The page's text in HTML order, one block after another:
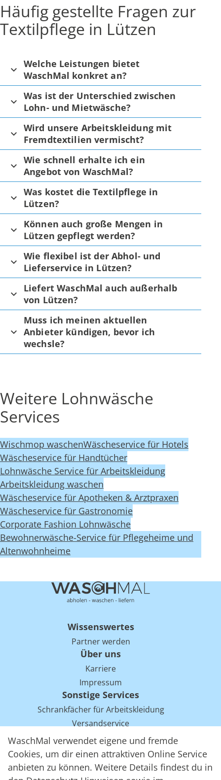
WaschMal verwendet eigene und fremde
Cookies, um dir einen attraktiven Online Service
anbieten zu können. Weitere Details findest du in
Häufig gestellte Fragen zur
Textilpflege in Lützen
Welche Leistungen bietet
WaschMal konkret an?
Was ist der Unterschied zwischen
Lohn- und Mietwäsche?
Wird unsere Arbeitskleidung mit
Fremdtextilien vermischt?
Wie schnell erhalte ich ein
Angebot von WaschMal?
Was kostet die Textilpflege in
Lützen?
Können auch große Mengen in
Lützen gepflegt werden?
Wie flexibel ist der Abhol- und
Lieferservice in Lützen?
Liefert WaschMal auch außerhalb
von Lützen?
Muss ich meinen aktuellen
Anbieter kündigen, bevor ich
wechsle?
Weitere Lohnwäsche
Services
Wischmop waschenWäscheservice für Hotels
Wäscheservice für Handtücher
Lohnwäsche Service für Arbeitskleidung
Arbeitskleidung waschen
Wäscheservice für Apotheken & Arztpraxen
Wäscheservice für Gastronomie
Corporate Fashion Lohnwäsche
Bewohnerwäsche-Service für Pflegeheime und
Altenwohnheime
Wissenswertes
Partner werden
Über uns
Karriere
Impressum
Sonstige Services
Schrankfächer für Arbeitskleidung
Versandservice
Einsparpotentiale für Mietwäsche bei Arbeitskleidung
Arbeitskleidung Tracking mit RFID